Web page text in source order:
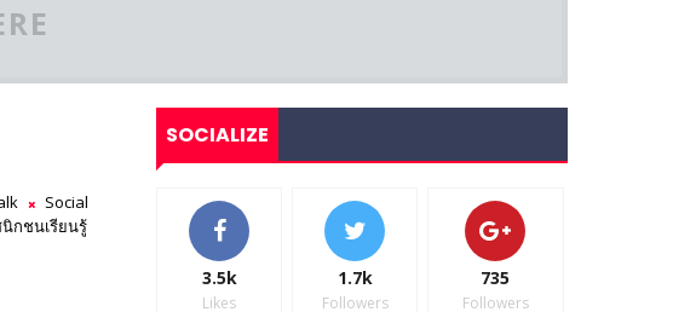
Social
กชนเรียนรู้
SOCIALIZE
3.5k
Likes
1.7k
Followers
735
Followers